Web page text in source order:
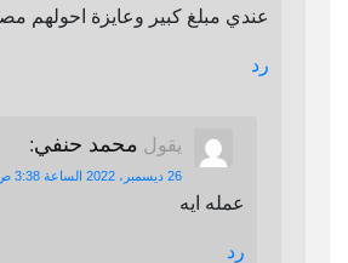
عندي مبلغ كبير وعايزة احولهم
رد
يقول محمد حنفي:
26 ديسمبر، 2022 الساعة 3:38 ص
عمله ايه
رد